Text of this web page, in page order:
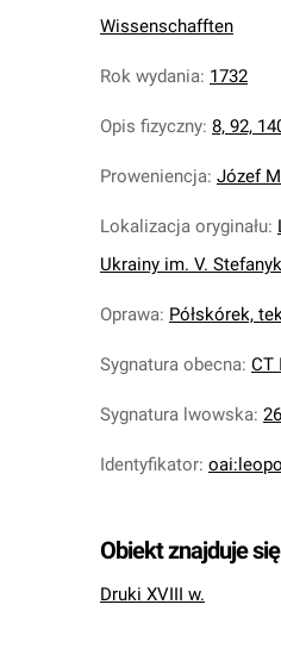
Wissenschafften
Rok wydania: 1732
Opis fizyczny: 8, 92,
Proweniencja: Józef
Lokalizacja oryginału:
Ukrainy im. V.
Oprawa: Półskórek,
Sygnatura obecna: CT
Sygnatura lwowska:
Identyfikator:
Obiekt znajduje
Druki XVIII w.